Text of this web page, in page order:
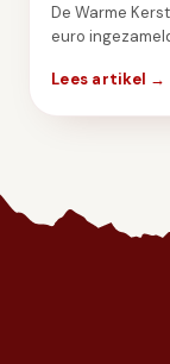
De Warme
euro
Lees artikel →
Jaarlijkse